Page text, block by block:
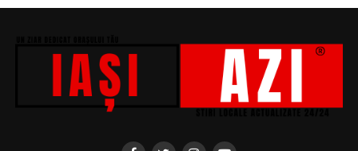
Realizat cu sprijinul:
Co-finanțatori:C&C HOUSE RESIDENCE, S&I BEST
CORPORATION WEB DESIGN, CLIMA FREON